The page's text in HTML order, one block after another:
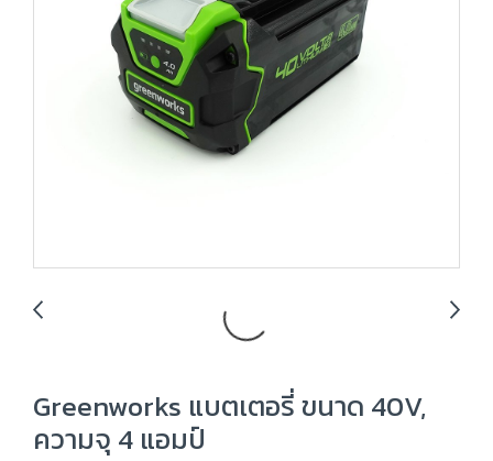
Greenworks แบตเตอรี่ ขนาด 40V,
ความจุ 4 แอมป์